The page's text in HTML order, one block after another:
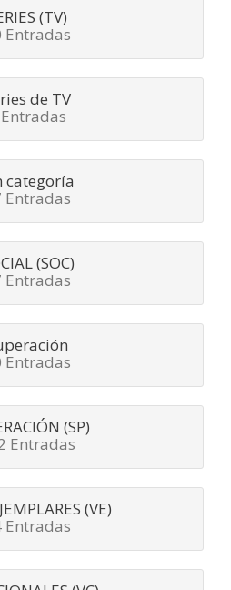
(TV)
Entradas
de TV
categoría
Entradas
(SOC)
Entradas
Entradas
(SP)
Entradas
(VE)
Entradas